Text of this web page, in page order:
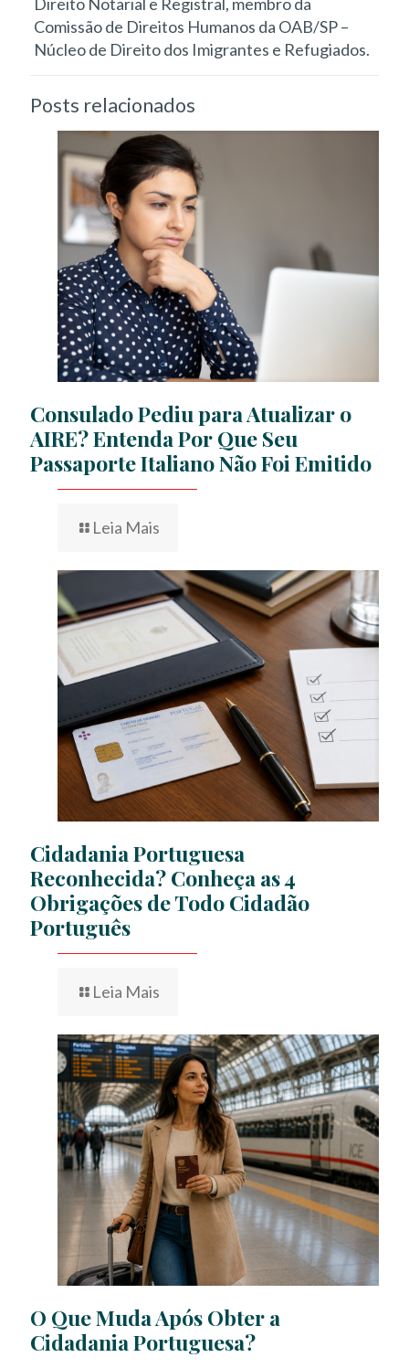
Comissão de Direitos Humanos da OAB/SP –
Núcleo de Direito dos Imigrantes e Refugiados.
Posts relacionados
Consulado Pediu para Atualizar o
AIRE? Entenda Por Que Seu
Passaporte Italiano Não Foi Emitido
Leia Mais
Cidadania Portuguesa
Reconhecida? Conheça as 4
Obrigações de Todo Cidadão
Português
Leia Mais
O Que Muda Após Obter a
Cidadania Portuguesa?